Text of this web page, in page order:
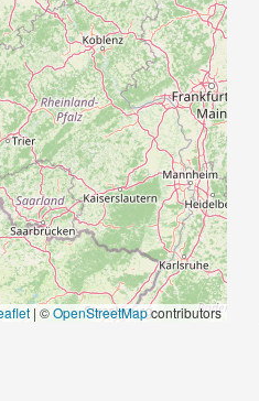
| ©OpenStreetMapcontributors